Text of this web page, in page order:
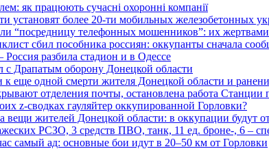
як працюють сучасні охоронні компанії
установят более 20-ти мобильных железобетонных
“посредницу телефонных мошенников”: их
сбил пособника россиян: оккупанты сначала
Россия разбила стадион и в Одессе
с Драпатым оборону Донецкой области
еще одной смерти жителя Донецкой области и
отделения почты, остановлена работа Станции
z-сводках гауляйтер оккупированной Горловки?
вещи жителей Донецкой области: в оккупации будут
РСЗО, 3 средств ПВО, танк, 11 ед. броне-, 6 –
самый ад: основные бои идут в 20–50 км от Горловки